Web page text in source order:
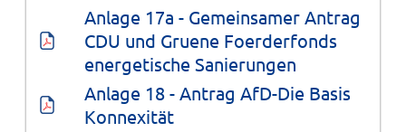
Anlage 17a - Gemeinsamer Antrag
CDU und Gruene Foerderfonds
energetische Sanierungen
Anlage 18 - Antrag AfD-Die Basis
Konnexität